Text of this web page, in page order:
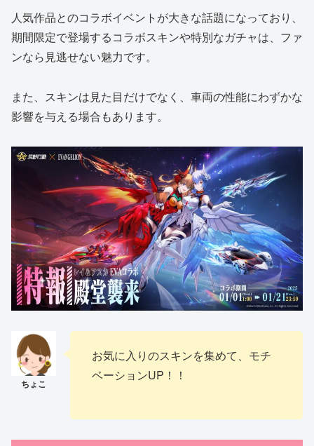
人気作品とのコラボイベントが大きな話題になっており、
期間限定で登場するコラボスキンや特別なガチャは、ファ
ンなら見逃せない魅力です。
また、スキンは見た目だけでなく、車両の性能にわずかな
影響を与える場合もあります。
お気に入りのスキンを集めて、モチ
ベーションUP！！